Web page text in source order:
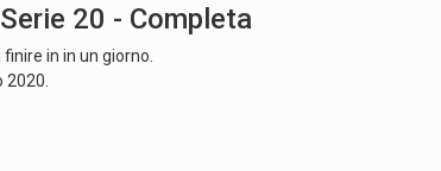
20 - Completa
in in un giorno.
2020.